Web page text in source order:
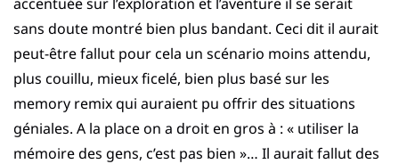
sans doute montré bien plus bandant. Ceci dit il aurait
peut-être fallut pour cela un scénario moins attendu,
plus couillu, mieux ficelé, bien plus basé sur les
memory remix qui auraient pu offrir des situations
géniales. A la place on a droit en gros à : « utiliser la
mémoire des gens, c’est pas bien »… Il aurait fallut des